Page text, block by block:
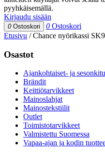
pyyhkäisemällä.
Kirjaudu sisään
0 Ostoskori 0 Ostoskori
Etusivu /Chance nyörikassi
Osastot
Ajankohtaiset- ja
Brändit
Keittiötarvikkeet
Mainoslahjat
Mainostekstiilit
Outlet
Toimistotarvikkeet
Valmistettu Suomessa
Vapaa-ajan ja kodin